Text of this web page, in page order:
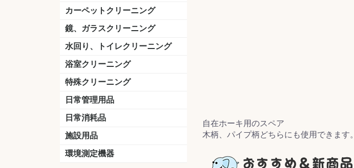
樹脂ワックス
半樹脂ワックス
フローリング用
病院用ワックス
中性ワックス
石材用
木床用
その他
カーペットクリーニング
洗剤
ブラシ
パット
その他
鏡、ガラスクリーニング
ガラスワイパー
シャンパー(ウオッシャー)
ガラススクイジー
ケレン
ツールホルダー
洗剤 うろこ取り
天井・高所作業
水回り、トイレクリーニング
洗剤
尿石除去剤
水アカ除去剤
排水管つまり除去剤
消臭・防臭剤
道具
浴室クリーニング
洗剤
道具
特殊クリーニング
石材
エアコン
外壁
その他
日常管理用品
クリーナー
洗濯用洗剤
油汚れ落とし
サビ取り剤
タバコ専用消臭
日常消耗品
トイレットペーパー
ペーパータオル
便座除菌クリーナー
ポリ袋
施設用品
マット・他
ベンチ
灰皿
傘立
くず入れ
環境測定機器
自在ホーキ用のスペア
木柄、パイプ柄どちらにも使用できます。